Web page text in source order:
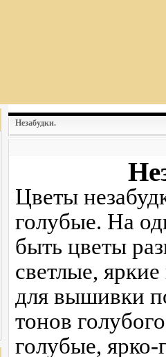
Незабудки.
Цветы
голубые. На
быть цветы
светлые,
для вышивки
тонов
голубые,